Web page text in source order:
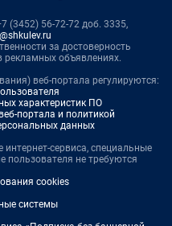
(3452) 56-72-72 доб. 3335,
за достоверность
объявлениях.
веб-портала регулируются:
характеристик ПО
портала и политикой
данных
интернет-сервиса, специальные
пользователя не требуются
cookies
системы